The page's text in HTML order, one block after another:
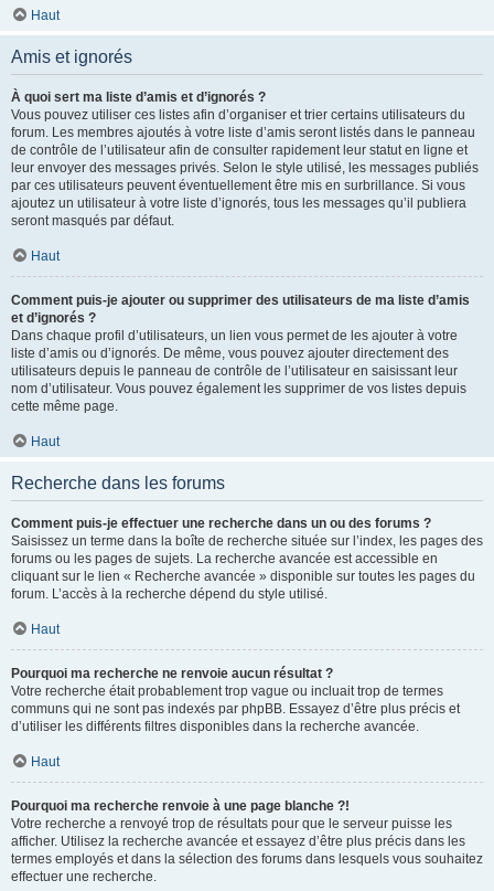
Haut
Amis et ignorés
À quoi sert ma liste d’amis et d’ignorés ?
Vous pouvez utiliser ces listes afin d’organiser et trier certains utilisateurs du
forum. Les membres ajoutés à votre liste d’amis seront listés dans le panneau
de contrôle de l’utilisateur afin de consulter rapidement leur statut en ligne et
leur envoyer des messages privés. Selon le style utilisé, les messages publiés
par ces utilisateurs peuvent éventuellement être mis en surbrillance. Si vous
ajoutez un utilisateur à votre liste d’ignorés, tous les messages qu’il publiera
seront masqués par défaut.
Haut
Comment puis-je ajouter ou supprimer des utilisateurs de ma liste d’amis
et d’ignorés ?
Dans chaque profil d’utilisateurs, un lien vous permet de les ajouter à votre
liste d’amis ou d’ignorés. De même, vous pouvez ajouter directement des
utilisateurs depuis le panneau de contrôle de l’utilisateur en saisissant leur
nom d’utilisateur. Vous pouvez également les supprimer de vos listes depuis
cette même page.
Haut
Recherche dans les forums
Comment puis-je effectuer une recherche dans un ou des forums ?
Saisissez un terme dans la boîte de recherche située sur l’index, les pages des
forums ou les pages de sujets. La recherche avancée est accessible en
cliquant sur le lien « Recherche avancée » disponible sur toutes les pages du
forum. L’accès à la recherche dépend du style utilisé.
Haut
Pourquoi ma recherche ne renvoie aucun résultat ?
Votre recherche était probablement trop vague ou incluait trop de termes
communs qui ne sont pas indexés par phpBB. Essayez d’être plus précis et
d’utiliser les différents filtres disponibles dans la recherche avancée.
Haut
Pourquoi ma recherche renvoie à une page blanche ?!
Votre recherche a renvoyé trop de résultats pour que le serveur puisse les
afficher. Utilisez la recherche avancée et essayez d’être plus précis dans les
termes employés et dans la sélection des forums dans lesquels vous souhaitez
effectuer une recherche.